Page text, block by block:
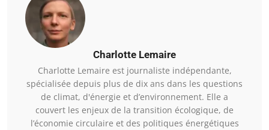
Charlotte Lemaire
Charlotte Lemaire est journaliste indépendante,
spécialisée depuis plus de dix ans dans les questions
de climat, d'énergie et d’environnement. Elle a
couvert les enjeux de la transition écologique, de
l’économie circulaire et des politiques énergétiques